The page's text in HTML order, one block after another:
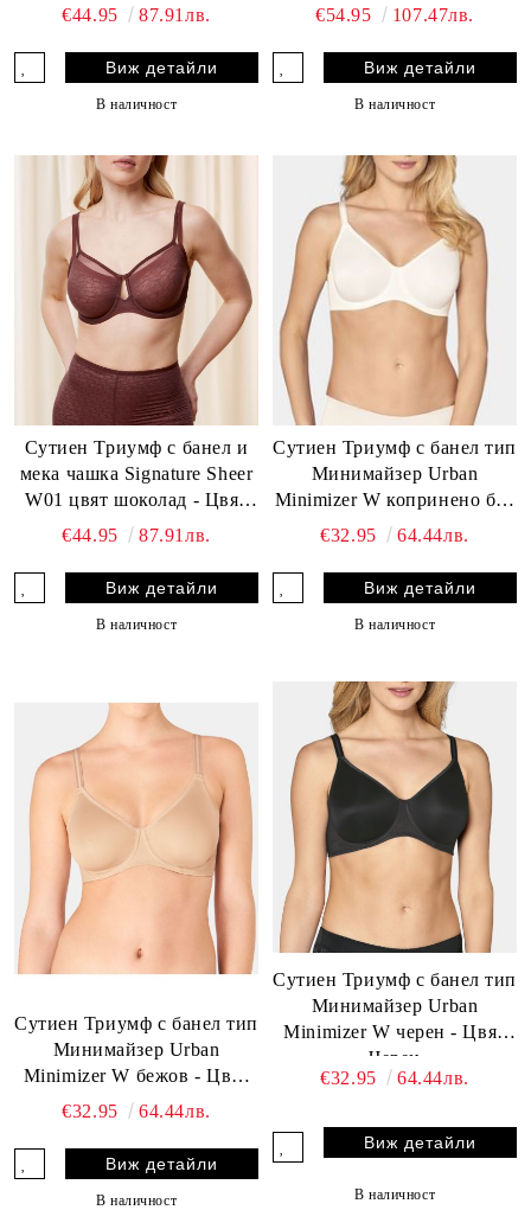
€44.95 87.91лв.
Виж детайли
В наличност
Sensation N бежов - Цвят
€54.95 107.47лв.
Виж детайли
В наличност
Сутиен Триумф с банел и
мека чашка Signature Sheer
W01 цвят шоколад - Цвят
Шоколад
€44.95 87.91лв.
Виж детайли
В наличност
Сутиен Триумф с банел тип
Минимайзер Urban
Minimizer W копринено бял
- Цвят Копринено бяло
€32.95 64.44лв.
Виж детайли
В наличност
Сутиен Триумф с банел тип
Минимайзер Urban
Minimizer W бежов - Цвят
Бежов
€32.95 64.44лв.
Виж детайли
В наличност
Сутиен Триумф с банел тип
Минимайзер Urban
Minimizer W черен - Цвят
Черен
€32.95
64.44лв.
Виж детайли
В наличност